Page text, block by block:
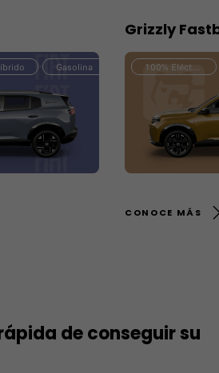
Gasolina
Grizzly
100% Eléctrico
CONOCE MÁS
de conseguir su